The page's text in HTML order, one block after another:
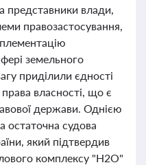
представники влади,
правозастосування,
земельного
приділили єдності
власності, що є
держави. Однією
остаточна судова
який підтвердив
комплексу "Н2О"